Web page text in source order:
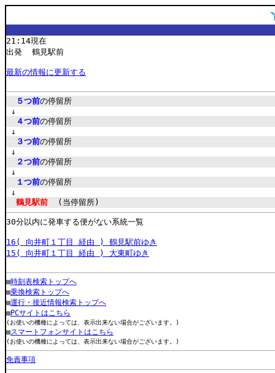
21:14現在
出発 鶴見駅前
最新の情報に更新する
５つ前の停留所
↓
４つ前の停留所
↓
３つ前の停留所
↓
２つ前の停留所
↓
１つ前の停留所
↓
鶴見駅前 (当停留所)
30分以内に発車する便がない系統一覧
16( 向井町１丁目 経由 ) 鶴見駅前ゆき
15( 向井町１丁目 経由 ) 大東町ゆき
■時刻表検索トップへ
■乗換検索トップへ
■運行・接近情報検索トップへ
■PCサイトはこちら
(お使いの機種によっては、表示出来ない場合がございます。)
■スマートフォンサイトはこちら
(お使いの機種によっては、表示出来ない場合がございます。)
免責事項